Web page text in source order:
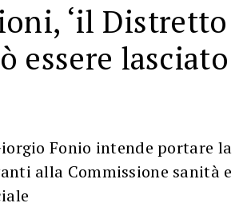
‘il Distretto
essere lasciato
Fonio intende portare la
alla Commissione sanità e